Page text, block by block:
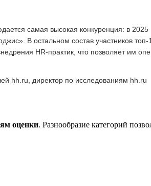
самая высокая конкуренция: в
В остальном состав участников
HR-практик, что позволяет им
hh.ru, директор по исследованиям hh.ru
оценки. Разнообразие категорий